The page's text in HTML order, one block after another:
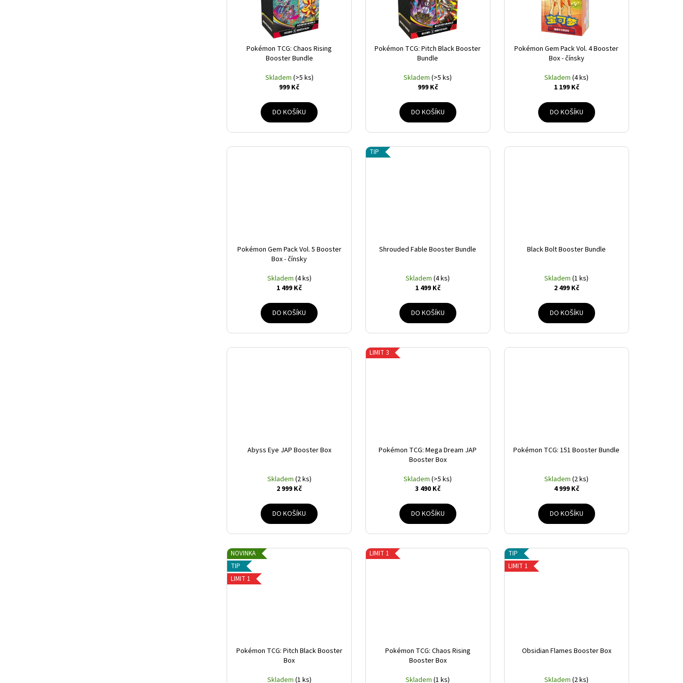
Pokémon TCG: Chaos Rising
Booster Bundle
Skladem (>5 ks)
999 Kč
DO KOŠÍKU
Pokémon TCG: Pitch Black Booster
Bundle
Skladem(>5 ks)
999 Kč
DO KOŠÍKU
Pokémon Gem Pack Vol. 4 Booster
Box - čínsky
Skladem(4 ks)
1 199 Kč
DO KOŠÍKU
Pokémon Gem Pack Vol. 5 Booster
Box - čínsky
Skladem (4 ks)
1 499 Kč
DO KOŠÍKU
TIP
Shrouded Fable Booster Bundle
Skladem(4 ks)
1 499 Kč
DO KOŠÍKU
Black Bolt Booster Bundle
Skladem(1 ks)
2 499 Kč
DO KOŠÍKU
Abyss Eye JAP Booster Box
Skladem (2 ks)
2 999 Kč
DO KOŠÍKU
LIMIT 3
Pokémon TCG: Mega Dream JAP
Booster Box
Skladem(>5 ks)
3 490 Kč
DO KOŠÍKU
Pokémon TCG: 151 Booster Bundle
Skladem(2 ks)
4 999 Kč
DO KOŠÍKU
NOVINKA
TIP
LIMIT 1
Pokémon TCG: Pitch Black Booster
Box
Skladem (1 ks)
LIMIT 1
Pokémon TCG: Chaos Rising
Booster Box
Skladem(1 ks)
TIP
LIMIT 1
Obsidian Flames Booster Box
Skladem(2 ks)